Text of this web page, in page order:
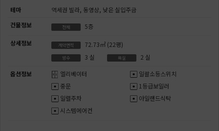
테마 역세권 빌라, 동영상, 낮은 실입주금
건물정보
전체
5층
상세정보
계약면적 72.73㎡ (22평)
방수 3 실 욕실 2 실
옵션정보
엘리베이터
일괄소등스위치
중문
1등급보일러
일렬주차
아일랜드식탁
시스템에어컨